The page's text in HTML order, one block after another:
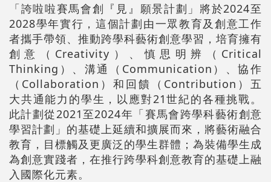
「誇啦啦賽馬會創『見』願景計劃」將於2024至
2028學年實行，這個計劃由一眾教育及創意工作
者攜手帶領、推動跨學科藝術創意學習，培育擁有
創意（Creativity）、慎思明辨（Critical
Thinking）、溝通（Communication）、協作
（Collaboration）和回饋（Contribution）五
大共通能力的學生，以應對21世紀的各種挑戰。
此計劃從2021至2024年「賽馬會跨學科藝術創意
學習計劃」的基礎上延續和擴展而來，將藝術融合
教育，目標觸及更廣泛的學生群體；為裝備學生成
為創意實踐者，在推行跨學科創意教育的基礎上融
入國際化元素。